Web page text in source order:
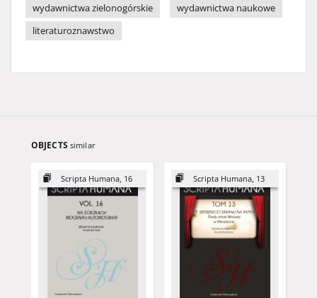
wydawnictwa zielonogórskie
wydawnictwa naukowe
literaturoznawstwo
OBJECTS similar
Scripta Humana, 16 Scripta Humana, 13